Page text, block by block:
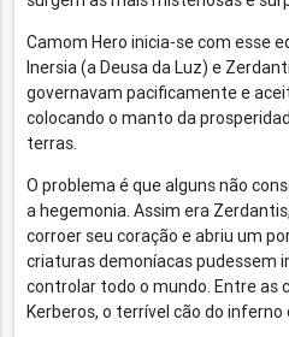
Camom Hero inicia-se com esse
Inersia (a Deusa da Luz) e
governavam pacificamente e
colocando o manto da
terras.
O problema é que alguns não
a hegemonia. Assim era
corroer seu coração e abriu um
criaturas demoníacas pudessem
controlar todo o mundo. Entre as
Kerberos, o terrível cão do